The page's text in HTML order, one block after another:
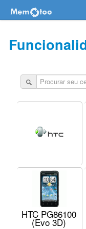
HTC PG86100
(Evo 3D)